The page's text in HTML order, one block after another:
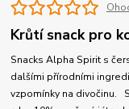
Krůtí snack pro
Snacks Alpha Spirit s
dalšími přírodními
vzpomínky na divočinu.